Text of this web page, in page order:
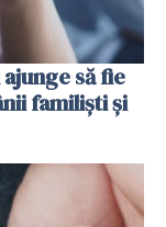
să fie
familiști și